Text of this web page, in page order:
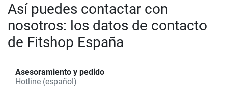
Así puedes contactar con
nosotros: los datos de contacto
de Fitshop España
Asesoramiento y pedido
Hotline (español)